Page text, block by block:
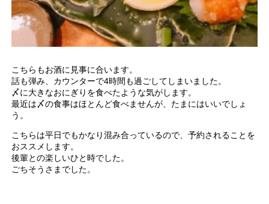
こちらもお酒に見事に合います。
話も弾み、カウンターで4時間も過ごしてしまいました。
〆に大きなおにぎりを食べたような気がします。
最近は〆の食事はほとんど食べませんが、たまにはいいでしょ
う。
こちらは平日でもかなり混み合っているので、予約されることを
おススメします。
後輩との楽しいひと時でした。
ごちそうさまでした。